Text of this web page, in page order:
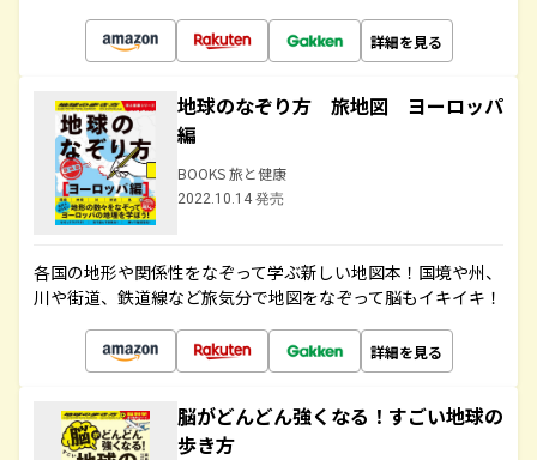
詳細を見る
地球のなぞり方 旅地図 ヨーロッパ
編
BOOKS 旅と健康
2022.10.14 発売
各国の地形や関係性をなぞって学ぶ新しい地図本！国境や州、
川や街道、鉄道線など旅気分で地図をなぞって脳もイキイキ！
詳細を見る
脳がどんどん強くなる！すごい地球の
歩き方